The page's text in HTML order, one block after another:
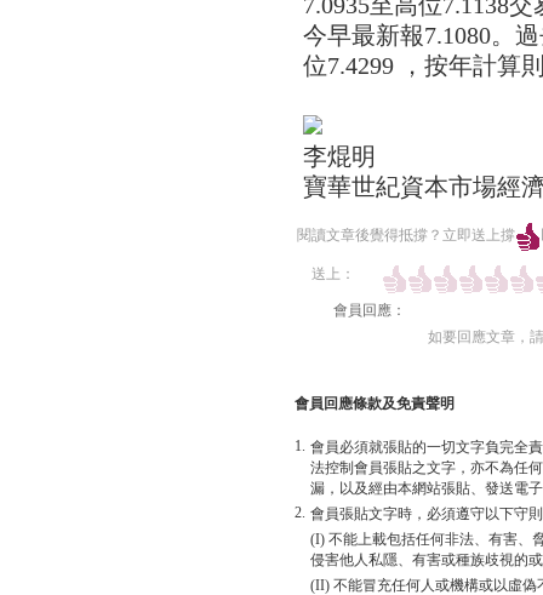
7.0935至高位7.1138
今早最新報7.1080。
位7.4299 ，按年計算
李焜明
寶華世紀資本市場經
閱讀文章後覺得抵撐？立即送上撐
送上：
會員回應：
如要回應文章，
會員回應條款及免責聲明
1. 會員必須就張貼的一切文字負完全
法控制會員張貼之文字，亦不為任
漏，以及經由本網站張貼、發送電
2. 會員張貼文字時，必須遵守以下守
(I) 不能上載包括任何非法、有害、
侵害他人私隱、有害或種族歧視的
(II) 不能冒充任何人或機構或以虛